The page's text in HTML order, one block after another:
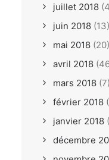
juillet 2018
juin 2018 (13)
mai 2018 (20)
avril 2018
mars 2018 (7)
février 2018
janvier 2018
décembre